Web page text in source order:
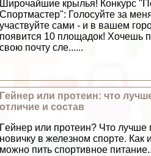
Широчайшие крылья! Конкурс
Спортмастер": Голосуйте за
участвуйте сами - и в вашем
появится 10 площадок! Хочешь
свою почту сле......
Гeйнер или протеин: что
отличие и состав
Гeйнер или протеин? Что лучше
новичку в железном спорте. Как
можно пить спортивное